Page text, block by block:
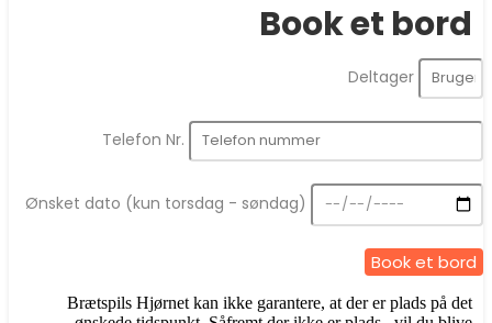
Book et bord
Deltager
Telefon Nr.
Ønsket dato (kun torsdag - søndag)
Book et bord
Brætspils Hjørnet kan ikke garantere, at der er plads på det